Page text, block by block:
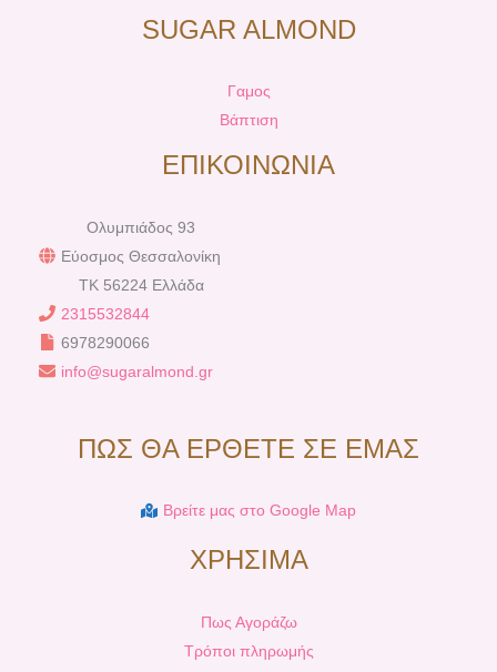
SUGAR ALMOND
Γαμος
Βάπτιση
ΕΠΙΚΟΙΝΩΝΙΑ
Ολυμπιάδος 93
Εύοσμος Θεσσαλονίκη
TK 56224 Ελλάδα
2315532844
6978290066
info@sugaralmond.gr
ΠΩΣ ΘΑ ΕΡΘΕΤΕ ΣΕ ΕΜΑΣ
Βρείτε μας στο Google Map
ΧΡΗΣΙΜΑ
Πως Αγοράζω
Τρόποι πληρωμής